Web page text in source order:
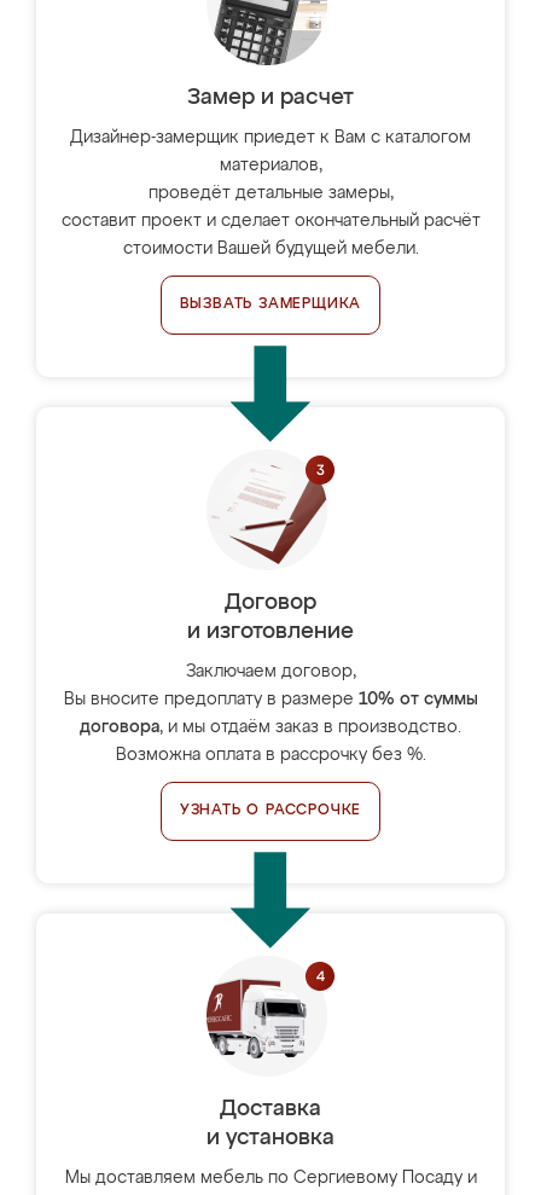
Замер и расчет
Дизайнер-замерщик приедет к Вам с каталогом
материалов,
проведёт детальные замеры,
составит проект и сделает окончательный расчёт
стоимости Вашей будущей мебели.
ВЫЗВАТЬ ЗАМЕРЩИКА
Договор
и изготовление
Заключаем договор,
Вы вносите предоплату в размере 10% от суммы
договора, и мы отдаём заказ в производство.
Возможна оплата в рассрочку без %.
УЗНАТЬ О РАССРОЧКЕ
Доставка
и установка
Мы доставляем мебель по Сергиевому Посаду и